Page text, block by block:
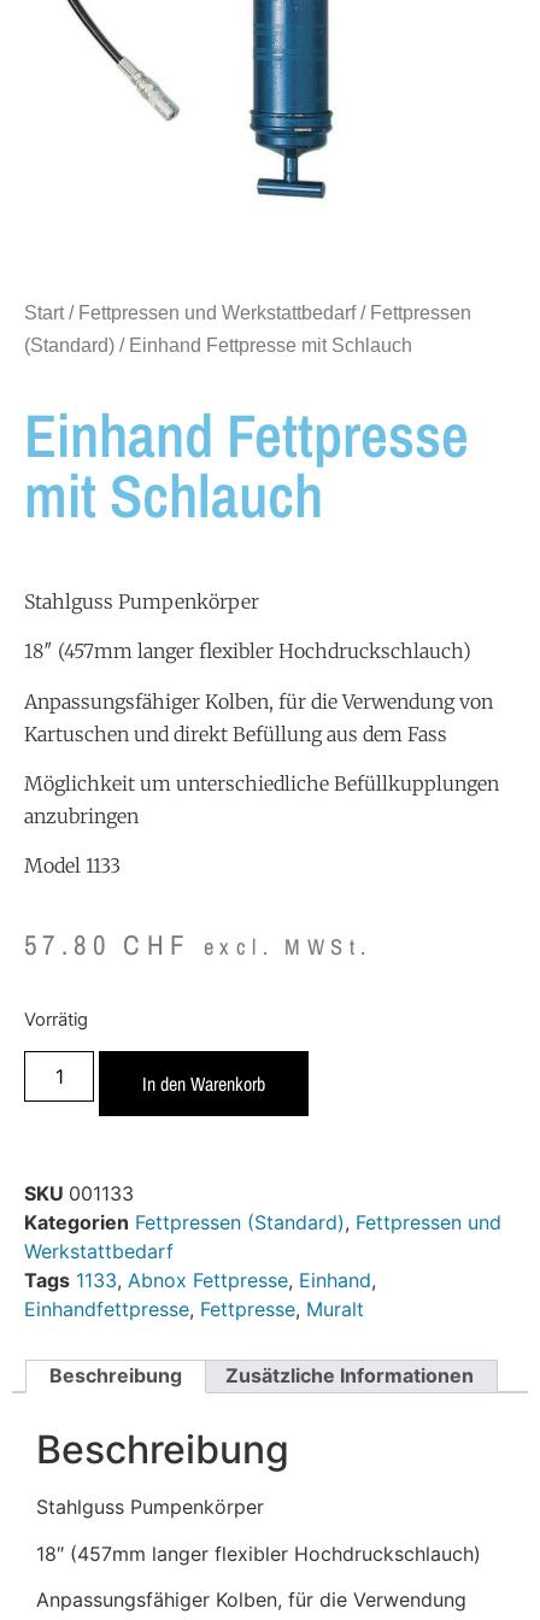
Start/ Fettpressen und Werkstattbedarf/ Fettpressen
(Standard) / Einhand Fettpresse mit Schlauch
Einhand Fettpresse
mit Schlauch
Stahlguss Pumpenkörper
18″ (457mm langer flexibler Hochdruckschlauch)
Anpassungsfähiger Kolben, für die Verwendung von
Kartuschen und direkt Befüllung aus dem Fass
Möglichkeit um unterschiedliche Befüllkupplungen
anzubringen
Model 1133
57.80 CHF excl. MWSt.
Vorrätig
In den Warenkorb
SKU 001133
Kategorien Fettpressen (Standard), Fettpressen und
Werkstattbedarf
Tags 1133, Abnox Fettpresse, Einhand,
Einhandfettpresse, Fettpresse, Muralt
Beschreibung Zusätzliche Informationen
Beschreibung
Stahlguss Pumpenkörper
18″ (457mm langer flexibler Hochdruckschlauch)
Anpassungsfähiger Kolben, für die Verwendung